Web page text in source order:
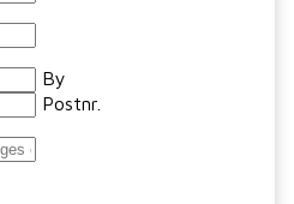
By
Postnr.